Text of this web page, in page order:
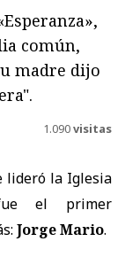
común,
madre dijo
1.090visitas
lideró la Iglesia
el primer
Jorge Mario.